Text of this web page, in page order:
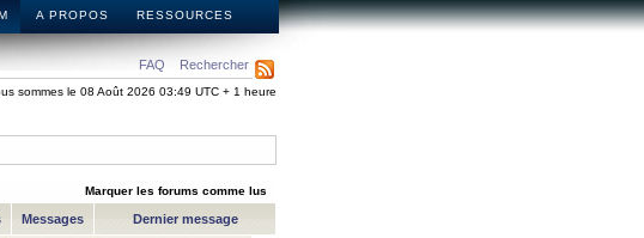
A PROPOS RESSOURCES
FAQ Rechercher
sommes le 08 Août 2026 03:49 UTC + 1 heure
Marquer les forums comme lus
Messages Dernier message